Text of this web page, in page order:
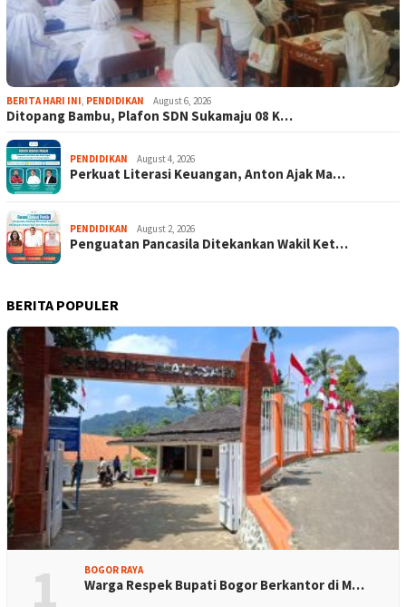
BERITA HARI INI, PENDIDIKAN August 6, 2026
Ditopang Bambu, Plafon SDN Sukamaju 08 K…
PENDIDIKAN August 4, 2026
Perkuat Literasi Keuangan, Anton Ajak Ma…
PENDIDIKAN August 2, 2026
Penguatan Pancasila Ditekankan Wakil Ket…
BERITA POPULER
1 BOGOR RAYA
Warga Respek Bupati Bogor Berkantor di M…